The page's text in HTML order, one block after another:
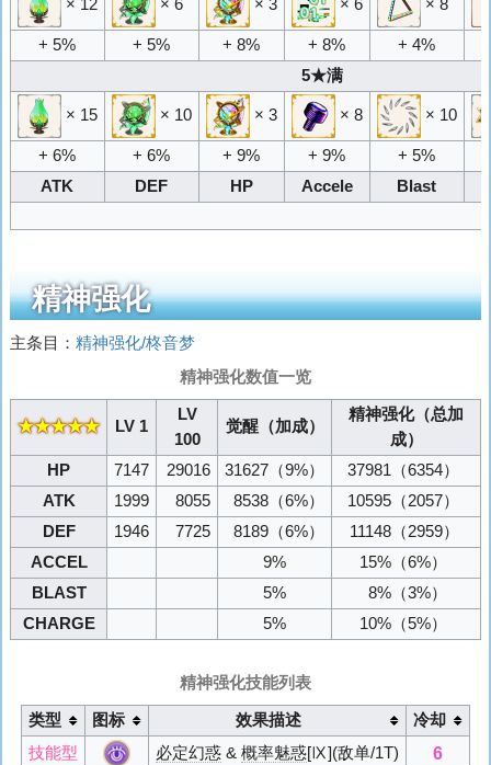
× 12 × 6 × 3 × 6 × 8
+ 5% + 5% + 8% + 8%
+ 4%
5★满
× 15 × 10 × 3 × 8 × 10
+ 6% + 6% + 9% + 9%
+ 5%
ATK
DEF HP Accele Blast
精神强化
主条目： 精神强化/柊音梦
精神强化数值一览
★★★★★ LV 1
LV
100
觉醒（加成）
精神强化（总加
成）
HP
7147 29016 31627 （9%） 37981 （6354）
ATK
1999 8055 8538 （6%） 10595 （2057）
DEF
1946 7725 8189 （6%） 11148 （2959）
ACCEL
9% 15% （6%）
BLAST
5% 8% （3%）
CHARGE
5% 10% （5%）
精神强化技能列表
类型 图标 效果描述
冷却
技能型
必定幻惑& 概率魅惑[Ⅸ](敌单/1T) 6